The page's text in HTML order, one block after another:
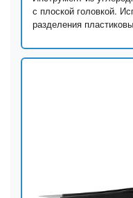
с плоской головкой.
разделения